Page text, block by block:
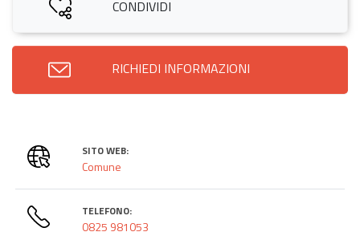
CONDIVIDI
RICHIEDI INFORMAZIONI
SITO WEB:
Comune
TELEFONO:
0825 981053